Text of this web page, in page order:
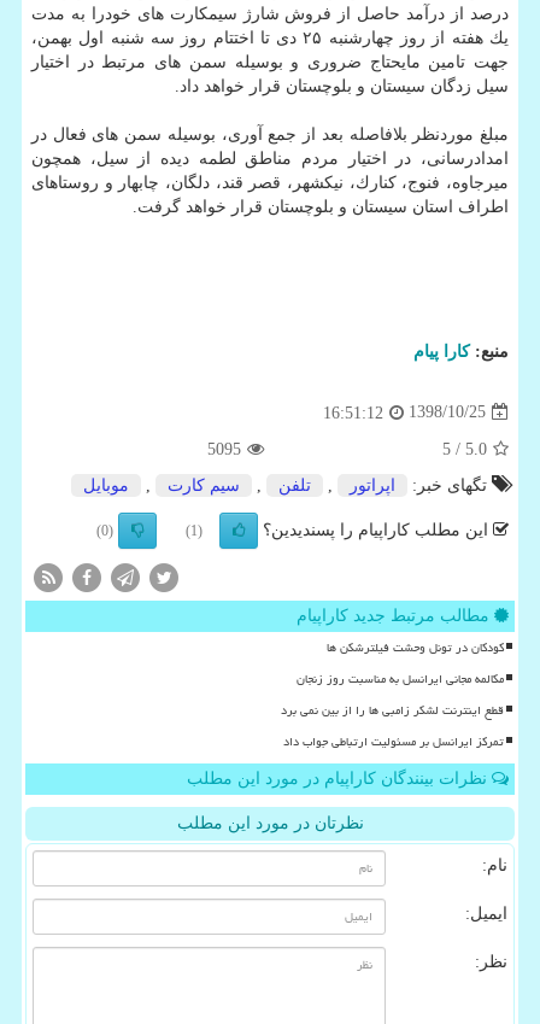
درصد از درآمد حاصل از فروش شارژ سیمكارت های خودرا به مدت
یك هفته از روز چهارشنبه ۲۵ دی تا اختتام روز سه شنبه اول بهمن،
جهت تامین مایحتاج ضروری و بوسیله سمن های مرتبط در اختیار
سیل زدگان سیستان و بلوچستان قرار خواهد داد.
مبلغ موردنظر بلافاصله بعد از جمع آوری، بوسیله سمن های فعال در
امدادرسانی، در اختیار مردم مناطق لطمه دیده از سیل، همچون
میرجاوه، فنوج، كنارك، نیكشهر، قصر قند، دلگان، چابهار و روستاهای
اطراف استان سیستان و بلوچستان قرار خواهد گرفت.
منبع:كارا پیام
1398/10/25
16:51:12
5.0
/ 5
5095
تگهای خبر:
اپراتور تلفن سیم­ كارت موبایل
این مطلب کاراپیام را پسندیدین؟ (1)
(0)
مطالب مرتبط جدید کاراپیام
کودکان در تونل وحشت فیلترشکن ها
مکالمه مجانی ایرانسل به مناسبت روز زنجان
قطع اینترنت لشکر زامبی ها را از بین نمی برد
تمرکز ایرانسل بر مسئولیت ارتباطی جواب داد
نظرات بینندگان کاراپیام در مورد این مطلب
نظرتان در مورد این مطلب
نام:
ایمیل:
نظر: